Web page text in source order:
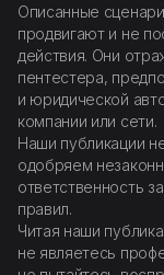
Описанные
продвигают и не
действия. Они
пентестера,
и юридической
компании или сети.
Наши публикации
одобряем
ответственность
правил.
Читая наши
не являетесь